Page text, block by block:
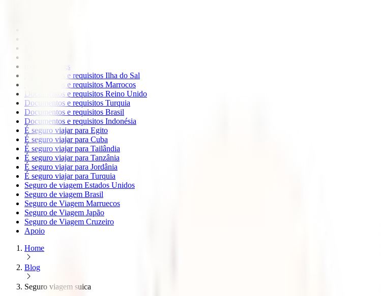
todos os blogs
Documentos e requisitos Ilha do Sal
Documentos e requisitos Marrocos
Documentos e requisitos Reino Unido
Documentos e requisitos Turquia
Documentos e requisitos Brasil
Documentos e requisitos Indonésia
É seguro viajar para Egito
É seguro viajar para Cuba
É seguro viajar para Tailândia
É seguro viajar para Tanzânia
É seguro viajar para Jordânia
É seguro viajar para Turquia
Seguro de viagem Estados Unidos
Seguro de viagem Brasil
Seguro de Viagem Marruecos
Seguro de Viagem Japão
Seguro de Viagem Cruzeiro
Apoio
Home
Blog
Seguro viagem suica